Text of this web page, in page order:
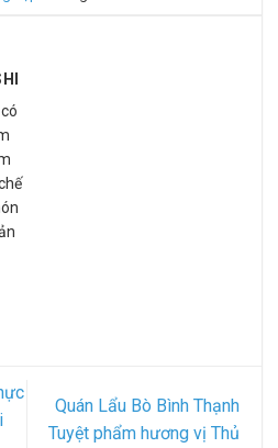
Quán Lẩu Bò Bình Thạnh
Tuyệt phẩm hương vị Thủ